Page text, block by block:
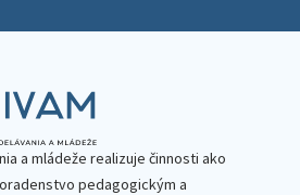
a mládeže realizuje činnosti ako
pedagogickým a